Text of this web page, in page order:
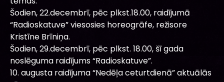
Šodien, 22.decembrī, pēc plkst.18.00, raidījumā
“Radioskatuve” viesosies horeogrāfe, režisore
Kristīne Brīniņa.
Šodien, 29.decembrī, pēc plkst. 18.00, šī gada
noslēguma raidījums “Radioskatuve”.
10. augusta raidījuma “Nedēļa ceturtdienā” aktuālās